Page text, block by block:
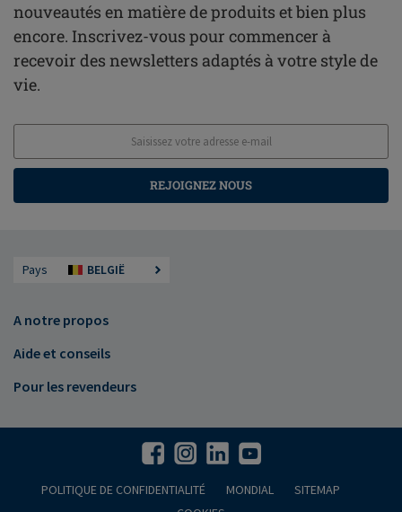
nouveautés en matière de produits et bien plus
encore. Inscrivez-vous pour commencer à
recevoir des newsletters adaptés à votre style de
vie.
REJOIGNEZ NOUS
Pays BELGIË
A notre propos
Aide et conseils
Pour les revendeurs
POLITIQUE DE CONFIDENTIALITÉ MONDIAL
SITEMAP